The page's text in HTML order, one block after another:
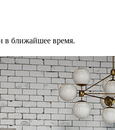
в ближайшее время.